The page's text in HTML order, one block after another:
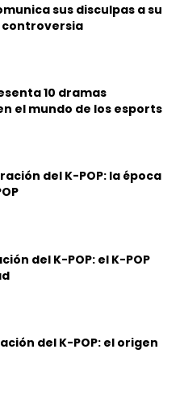
sus disculpas a su
controversia
10 dramas
el mundo de los esports
del K-POP: la época
del K-POP: el K-POP
del K-POP: el origen